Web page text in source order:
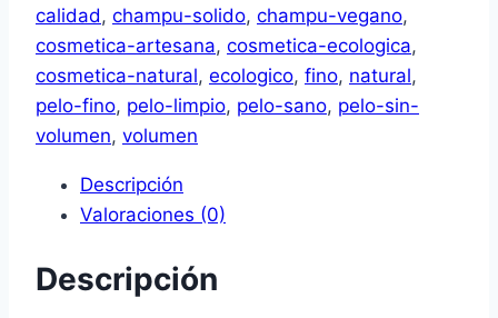
calidad, champu-solido, champu-vegano,
cosmetica-artesana, cosmetica-ecologica,
cosmetica-natural, ecologico, fino, natural,
pelo-fino, pelo-limpio, pelo-sano, pelo-sin-
volumen, volumen
Descripción
Valoraciones (0)
Descripción